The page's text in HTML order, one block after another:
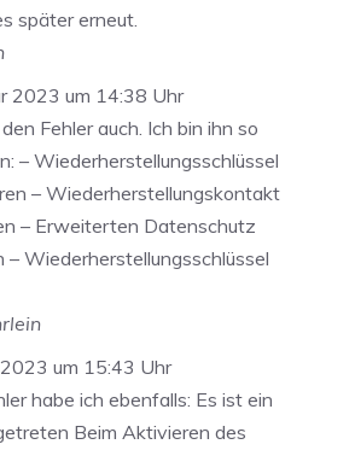
später erneut.
2023 um 14:38 Uhr
Fehler auch. Ich bin ihn so
– Wiederherstellungsschlüssel
– Wiederherstellungskontakt
– Erweiterten Datenschutz
– Wiederherstellungsschlüssel
2023 um 15:43 Uhr
habe ich ebenfalls: Es ist ein
Beim Aktivieren des